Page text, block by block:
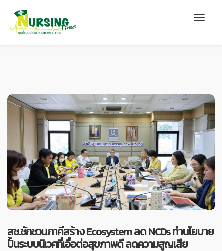
สช.ชักชวนภาคีสร้าง Ecosystem ลด NCDs ทำนโยบาย
ปั้นระบบนิเวศที่เอื้อต่อสุขภาพดี ลดความสูญเสีย